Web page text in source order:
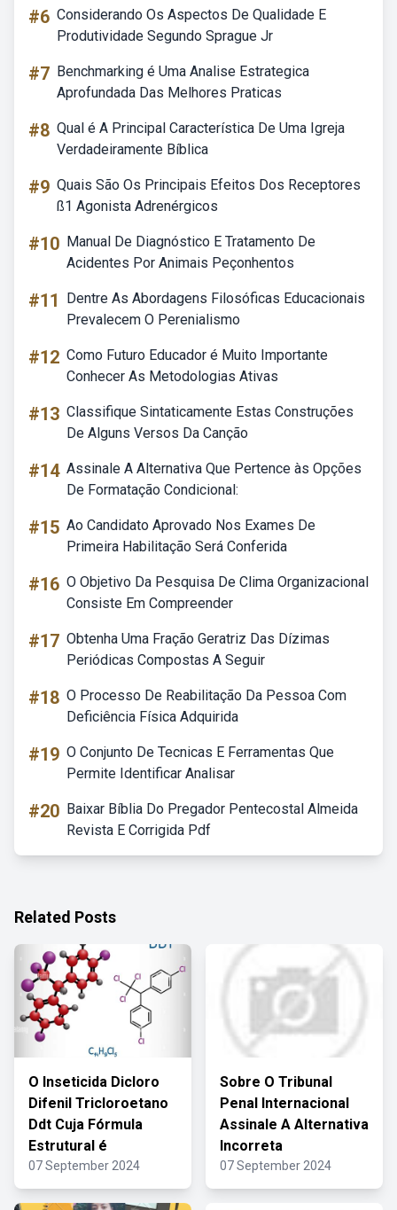
#6 Considerando Os Aspectos De Qualidade E
Produtividade Segundo Sprague Jr
#7 Benchmarking é Uma Analise Estrategica
Aprofundada Das Melhores Praticas
#8 Qual é A Principal Característica De Uma Igreja
Verdadeiramente Bíblica
#9 Quais São Os Principais Efeitos Dos Receptores
ß1 Agonista Adrenérgicos
#10 Manual De Diagnóstico E Tratamento De
Acidentes Por Animais Peçonhentos
#11
Dentre As Abordagens Filosóficas Educacionais
Prevalecem O Perenialismo
#12 Como Futuro Educador é Muito Importante
Conhecer As Metodologias Ativas
#13 Classifique Sintaticamente Estas Construções
De Alguns Versos Da Canção
#14 Assinale A Alternativa Que Pertence às Opções
De Formatação Condicional:
#15 Ao Candidato Aprovado Nos Exames De
Primeira Habilitação Será Conferida
#16 O Objetivo Da Pesquisa De Clima Organizacional
Consiste Em Compreender
#17 Obtenha Uma Fração Geratriz Das Dízimas
Periódicas Compostas A Seguir
#18 O Processo De Reabilitação Da Pessoa Com
Deficiência Física Adquirida
#19 O Conjunto De Tecnicas E Ferramentas Que
Permite Identificar Analisar
#20 Baixar Bíblia Do Pregador Pentecostal Almeida
Revista E Corrigida Pdf
Related Posts
O Inseticida Dicloro
Difenil Tricloroetano
Ddt Cuja Fórmula
Estrutural é
07 September 2024
Sobre O Tribunal
Penal Internacional
Assinale A Alternativa
Incorreta
07 September 2024